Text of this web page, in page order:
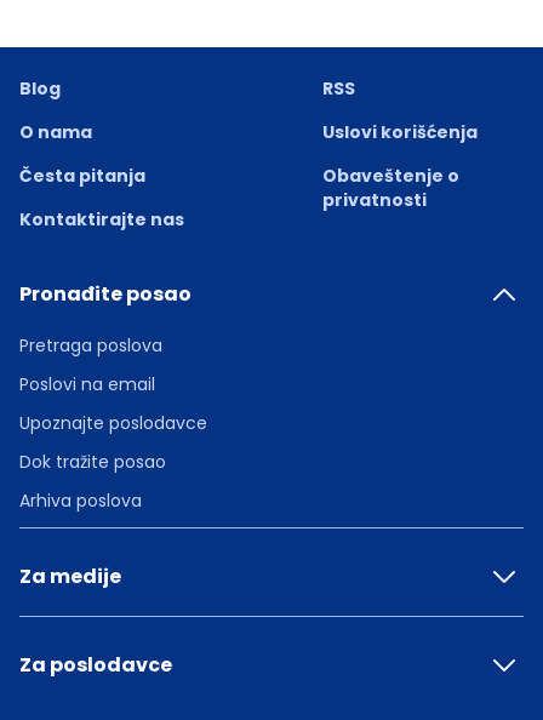
Blog
O nama
Česta pitanja
Kontaktirajte nas
RSS
Uslovi korišćenja
Obaveštenje o
privatnosti
Pronađite posao
Pretraga poslova
Poslovi na email
Upoznajte poslodavce
Dok tražite posao
Arhiva poslova
Za medije
Za poslodavce